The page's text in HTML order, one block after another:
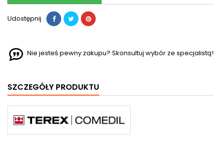
Udostępnij
Nie jesteś pewny zakupu? Skonsultuj wybór ze specjalistą!
SZCZEGÓŁY PRODUKTU